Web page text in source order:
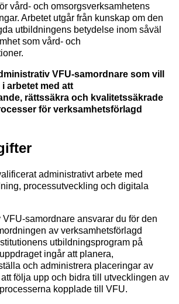
vård- och omsorgsverksamhetens
Arbetet utgår från kunskap om den
utbildningens betydelse inom såväl
som vård- och
VFU-samordnare som vill
arbetet med att
rättssäkra och kvalitetssäkrade
för verksamhetsförlagd
administrativt arbete med
processutveckling och digitala
samordnare ansvarar du för den
av verksamhetsförlagd
utbildningsprogram på
ingår att planera,
och administrera placeringar av
följa upp och bidra till utvecklingen av
kopplade till VFU.